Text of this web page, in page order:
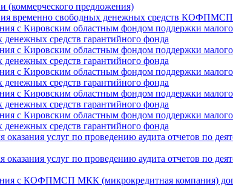
(коммерческого предложения)
временно свободных денежных средств
с Кировским областным фондом поддержки
средств гарантийного фонда
с Кировским областным фондом поддержки
средств гарантийного фонда
с Кировским областным фондом поддержки
средств гарантийного фонда
с Кировским областным фондом поддержки
средств гарантийного фонда
с Кировским областным фондом поддержки
средств гарантийного фонда
услуг по проведению аудита отчетов по
услуг по проведению аудита отчетов по
с КОФПМСП МКК (микрокредитная компания)